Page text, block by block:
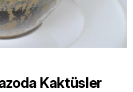
Kaktüsler